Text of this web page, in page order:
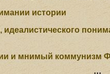
истории
идеалистического
и мнимый коммунизм